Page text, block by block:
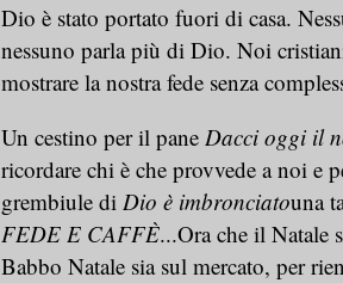
Dio è stato portato fuori di casa.
nessuno parla più di Dio. Noi
mostrare la nostra fede senza
Un cestino per il pane Dacci oggi il
ricordare chi è che provvede a noi e
grembiule di Dio è imbronciatouna
FEDE E CAFFÈ...Ora che il Natale
Babbo Natale sia sul mercato, per